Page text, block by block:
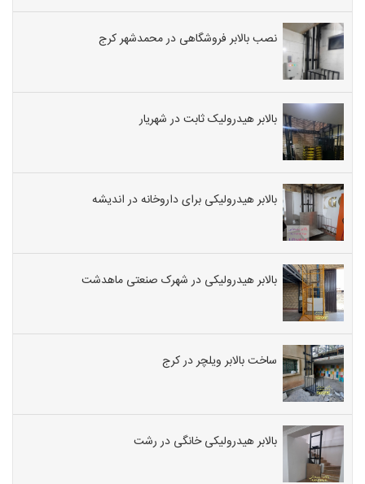
نصب بالابر فروشگاهی در محمدشهر کرج
بالابر هیدرولیک ثابت در شهریار
بالابر هیدرولیکی برای داروخانه در اندیشه
بالابر هیدرولیکی در شهرک صنعتی ماهدشت
ساخت بالابر ویلچر در کرج
بالابر هیدرولیکی خانگی در رشت